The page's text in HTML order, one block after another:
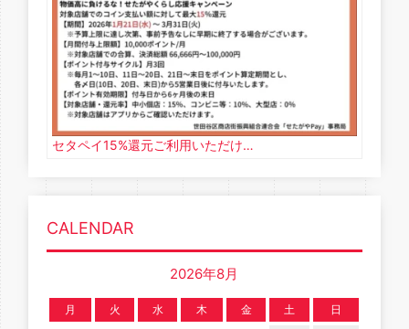
セタペイ15%還元ご利用いただけ…
CALENDAR
2026年8月
月 火 水 木 金 土 日